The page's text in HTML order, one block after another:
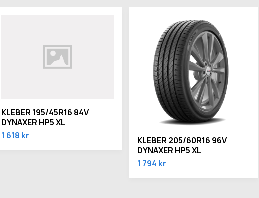
KLEBER 195/45R16 84V
DYNAXER HP5 XL
1 618 kr
KLEBER 205/60R16 96V
DYNAXER HP5 XL
1 794 kr